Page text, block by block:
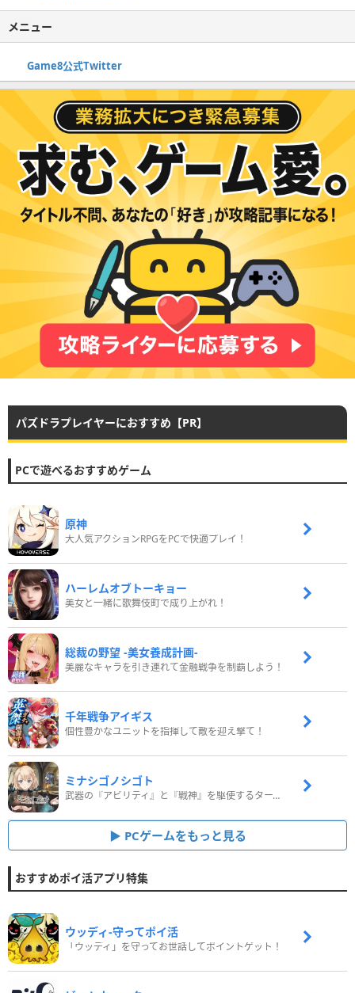
メニュー
Game8公式Twitter
パズドラプレイヤーにおすすめ【PR】
PCで遊べるおすすめゲーム
原神
大人気アクションRPGをPCで快適プレイ！
ハーレムオブトーキョー
美女と一緒に歌舞伎町で成り上がれ！
総裁の野望 -美女養成計画-
美麗なキャラを引き連れて金融戦争を制覇しよう！
千年戦争アイギス
個性豊かなユニットを指揮して敵を迎え撃て！
ミナシゴノシゴト
武器の『アビリティ』と『戦神』を駆使するターン制コマンドバトルRPG！
PCゲームをもっと見る
おすすめポイ活アプリ特集
ウッディ‐守ってポイ活
「ウッディ」を守ってお世話してポイントゲット！